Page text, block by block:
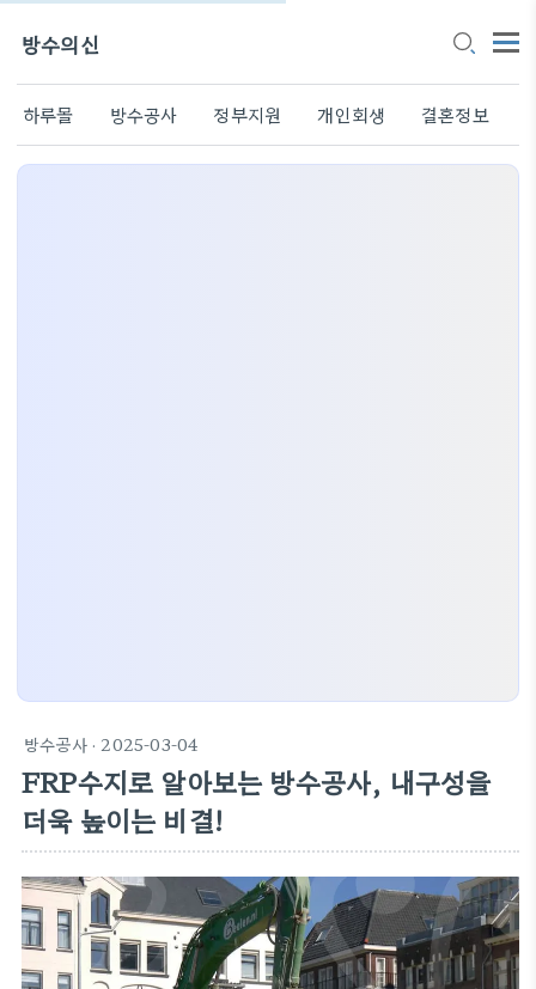
방수의신
하루몰 방수공사 정부지원 개인회생 결혼정보
방수공사· 2025-03-04
FRP수지로 알아보는 방수공사, 내구성을
더욱 높이는 비결!